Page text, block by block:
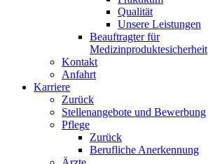
Qualität
Unsere Leistungen
Beauftragter für
Medizinproduktesicherheit
Kontakt
Anfahrt
Karriere
Zurück
Stellenangebote und Bewerbung
Pflege
Zurück
Berufliche Anerkennung